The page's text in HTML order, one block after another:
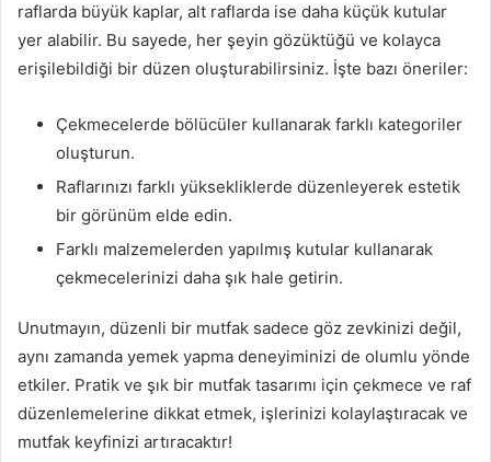
raflarda büyük kaplar, alt raflarda ise daha küçük kutular
yer alabilir. Bu sayede, her şeyin gözüktüğü ve kolayca
erişilebildiği bir düzen oluşturabilirsiniz. İşte bazı öneriler:
Çekmecelerde bölücüler kullanarak farklı kategoriler
oluşturun.
Raflarınızı farklı yüksekliklerde düzenleyerek estetik
bir görünüm elde edin.
Farklı malzemelerden yapılmış kutular kullanarak
çekmecelerinizi daha şık hale getirin.
Unutmayın, düzenli bir mutfak sadece göz zevkinizi değil,
aynı zamanda yemek yapma deneyiminizi de olumlu yönde
etkiler. Pratik ve şık bir mutfak tasarımı için çekmece ve raf
düzenlemelerine dikkat etmek, işlerinizi kolaylaştıracak ve
mutfak keyfinizi artıracaktır!